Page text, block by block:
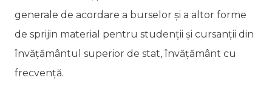
generale de acordare a burselor și a altor forme
de sprijin material pentru studenții și cursanții din
învățământul superior de stat, învățământ cu
frecvență.